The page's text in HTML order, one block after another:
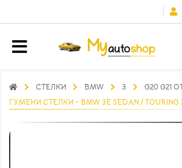
СТЕЛКИ BMW 3
G20 G21
ГУМЕНИ СТЕЛКИ - BMW 3E SEDAN / TOURING